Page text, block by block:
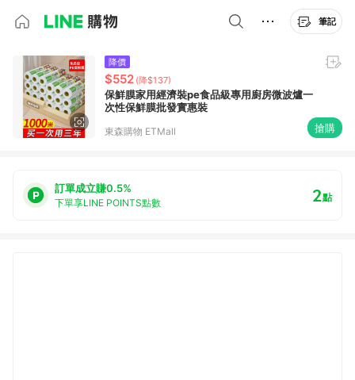
筆記
降價
$552 (降$137)
保鮮膜家用經濟裝pe食品級專用廚房微波爐一
次性保鮮膜批發實惠裝
東森購物 ETMall 搶購
訂單成立賺0.5%
下單享LINE POINTS點數 2點